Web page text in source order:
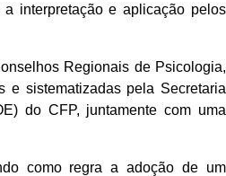
a interpretação e aplicação pelos
Regionais de Psicologia,
e sistematizadas pela Secretaria
do CFP, juntamente com uma
como regra a adoção de um